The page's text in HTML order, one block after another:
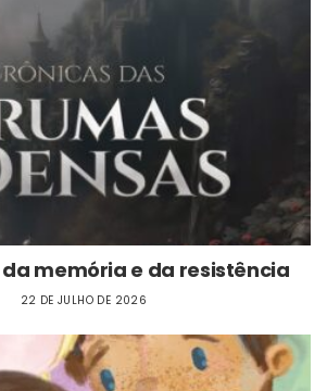
memória e da resistência
22 DE JULHO DE 2026